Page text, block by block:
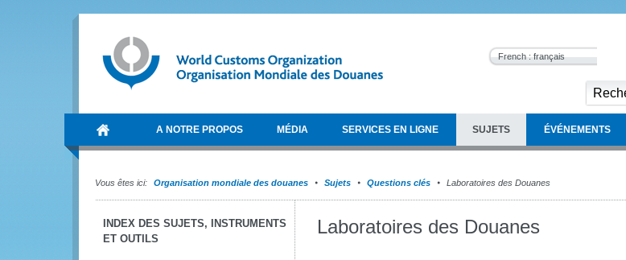
French : français
A NOTRE PROPOS MÉDIA SERVICES EN LIGNE SUJETS ÉVÉNEMENTS
Vous êtes ici: Organisation mondiale des douanes Sujets Questions clés Laboratoires des Douanes
INDEX DES SUJETS, INSTRUMENTS
ET OUTILS
Laboratoires des Douanes